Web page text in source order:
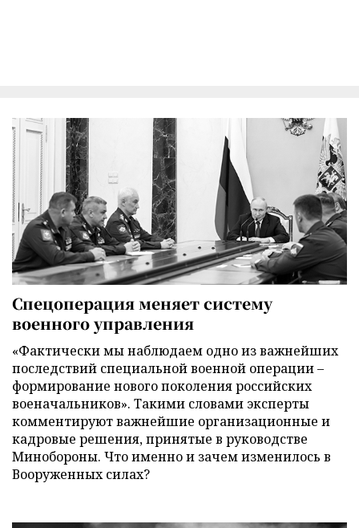
Спецоперация меняет систему
военного управления
«Фактически мы наблюдаем одно из важнейших
последствий специальной военной операции –
формирование нового поколения российских
военачальников». Такими словами эксперты
комментируют важнейшие организационные и
кадровые решения, принятые в руководстве
Минобороны. Что именно и зачем изменилось в
Вооруженных силах?